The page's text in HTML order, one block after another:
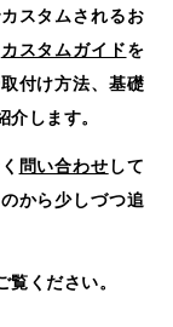
スタムされるお
カスタムガイドを
付け方法、基礎
します。
問い合わせ して
から少しづつ追
覧ください。